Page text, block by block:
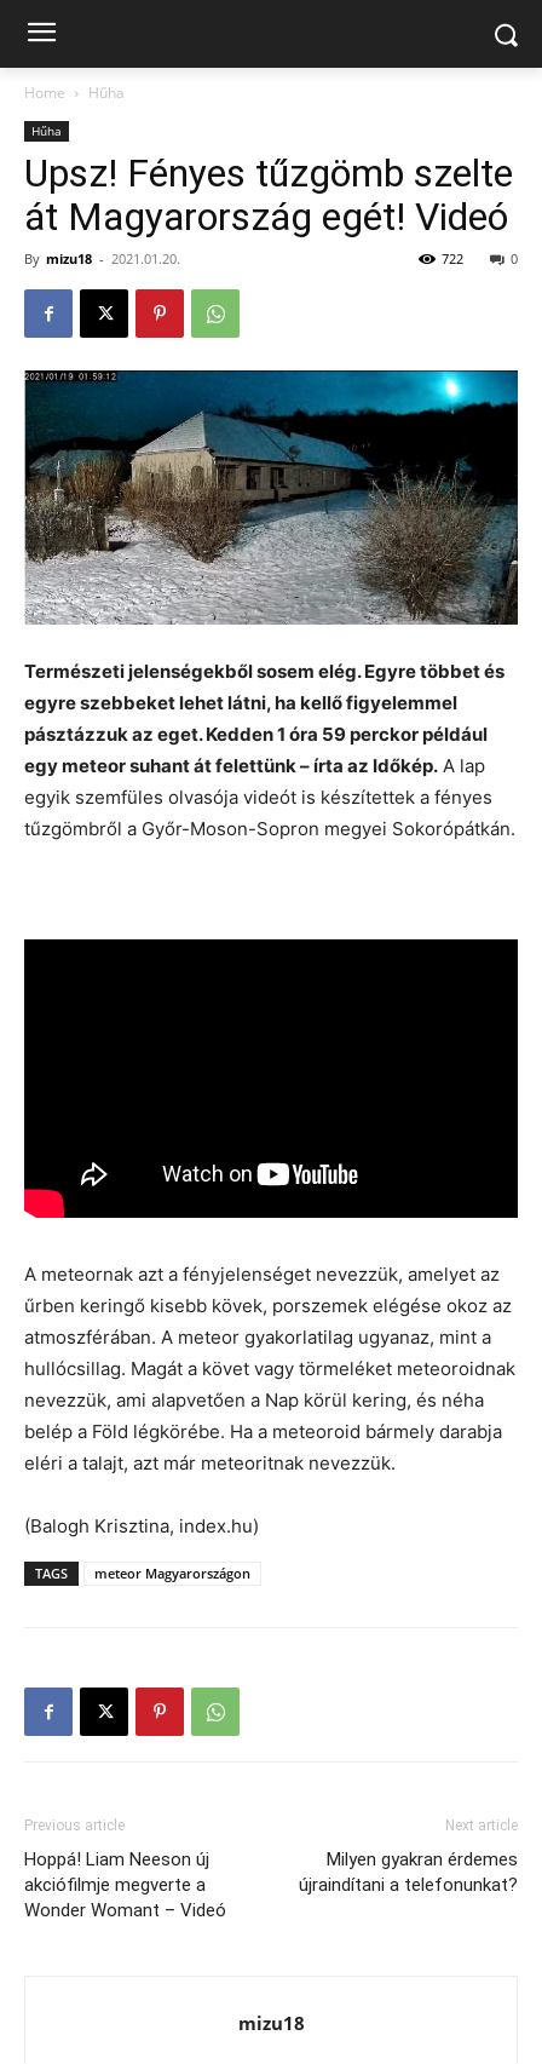
Home Hűha
Hűha
Upsz! Fényes tűzgömb szelte
át Magyarország egét! Videó
By mizu18 - 2021.01.20. 0
722
Természeti jelenségekből sosem elég. Egyre többet és
egyre szebbeket lehet látni, ha kellő figyelemmel
pásztázzuk az eget. Kedden 1 óra 59 perckor például
egy meteor suhant át felettünk – írta az Időkép. A lap
egyik szemfüles olvasója videót is készítettek a fényes
tűzgömbről a Győr-Moson-Sopron megyei Sokorópátkán.
A meteornak azt a fényjelenséget nevezzük, amelyet az
űrben keringő kisebb kövek, porszemek elégése okoz az
atmoszférában. A meteor gyakorlatilag ugyanaz, mint a
hullócsillag. Magát a követ vagy törmeléket meteoroidnak
nevezzük, ami alapvetően a Nap körül kering, és néha
belép a Föld légkörébe. Ha a meteoroid bármely darabja
eléri a talajt, azt már meteoritnak nevezzük.
(Balogh Krisztina, index.hu)
TAGS meteor Magyarországon
Previous article
Hoppá! Liam Neeson új
akciófilmje megverte a
Wonder Womant – Videó
Next article
Milyen gyakran érdemes
újraindítani a telefonunkat?
mizu18